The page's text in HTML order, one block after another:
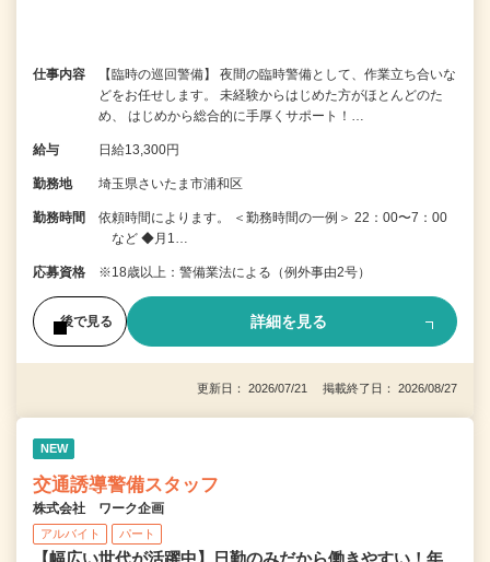
仕事内容
【臨時の巡回警備】 夜間の臨時警備として、作業立ち合いな
どをお任せします。 未経験からはじめた方がほとんどのた
め、 はじめから総合的に手厚くサポート！…
給与 日給13,300円
勤務地 埼玉県さいたま市浦和区
勤務時間
依頼時間によります。 ＜勤務時間の一例＞ 22：00〜7：00
など ◆月1…
応募資格 ※18歳以上：警備業法による（例外事由2号）
後で見る 詳細を見る
更新日： 2026/07/21 掲載終了日： 2026/08/27
NEW
交通誘導警備スタッフ
株式会社 ワーク企画
アルバイト パート
【幅広い世代が活躍中】日勤のみだから働きやすい！年